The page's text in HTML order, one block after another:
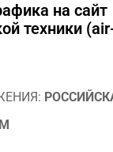
на сайт
техники